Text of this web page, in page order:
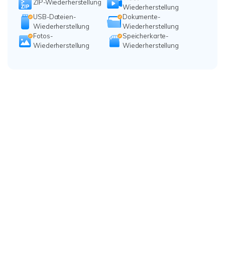
ZIP-Wiederherstellung
Wiederherstellung
USB-Dateien-
Wiederherstellung
Dokumente-
Wiederherstellung
Fotos-
Wiederherstellung
Speicherkarte-
Wiederherstellung